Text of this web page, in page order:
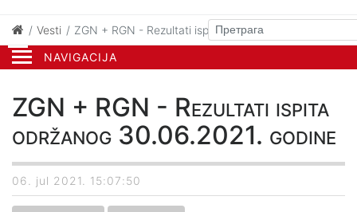
NAVIGACIJA
Vesti ZGN + RGN - Rezultati ispita održanog 30.06.2021.
ZGN + RGN - Rezultati ispita
održanog 30.06.2021. godine
06. jul 2021. 15:07:50